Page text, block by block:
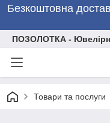
Безкоштовна
ПОЗОЛОТКА -
Товари та послуги